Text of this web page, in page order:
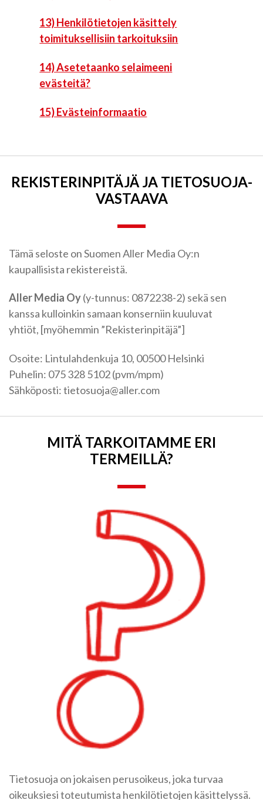
13) Henkilötietojen käsittely
toimituksellisiin tarkoituksiin
14) Asetetaanko selaimeeni
evästeitä?
15) Evästeinformaatio
REKISTERIN­PITÄJÄ JA TIETOSUOJA­
VASTAAVA
Tämä seloste on Suomen Aller Media Oy:n
kaupallisista rekistereistä.
Aller Media Oy(y-tunnus: 0872238-2) sekä sen
kanssa kulloinkin samaan konserniin kuuluvat
yhtiöt, [myöhemmin ”Rekisterinpitäjä”]
Osoite: Lintulahdenkuja 10, 00500 Helsinki
Puhelin: 075 328 5102 (pvm/mpm)
Sähköposti:tietosuoja@aller.com
MITÄ TARKOITAMME ERI
TERMEILLÄ?
Tietosuoja on jokaisen perusoikeus, joka turvaa
oikeuksiesi toteutumista henkilötietojen käsittelyssä.